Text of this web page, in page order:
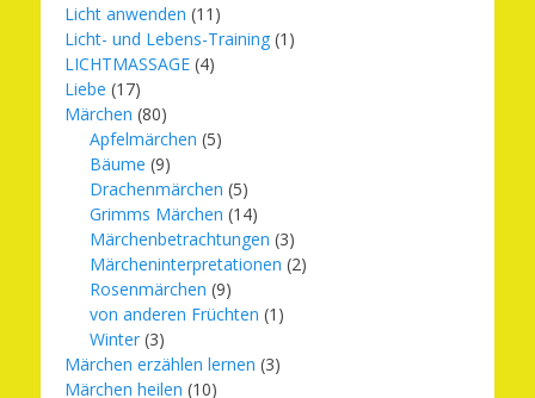
Licht anwenden (11)
Licht- und Lebens-Training (1)
LICHTMASSAGE (4)
Liebe (17)
Märchen (80)
Apfelmärchen (5)
Bäume (9)
Drachenmärchen (5)
Grimms Märchen (14)
Märchenbetrachtungen (3)
Märcheninterpretationen (2)
Rosenmärchen (9)
von anderen Früchten (1)
Winter (3)
Märchen erzählen lernen (3)
Märchen heilen (10)